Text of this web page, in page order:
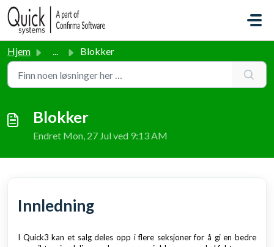
Gå til hovedinnhold
Hjem ... Blokker
Blokker
Endret Mon, 27 Jul ved 9:13 AM
Innledning
I Quick3 kan et salg deles opp i flere seksjoner for å gi en bedre